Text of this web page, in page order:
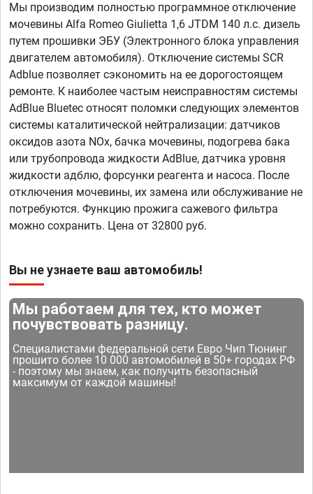
Мы производим полностью программное отключение
мочевины Alfa Romeo Giulietta 1,6 JTDM 140 л.с. дизель
путем прошивки ЭБУ (Электронного блока управления
двигателем автомобиля). Отключение системы SCR
Adblue позволяет сэкономить на ее дорогостоящем
ремонте. К наиболее частым неисправностям системы
AdBlue Bluetec относят поломки следующих элементов
системы каталитической нейтрализации: датчиков
оксидов азота NOx, бачка мочевины, подогрева бака
или трубопровода жидкости AdBlue, датчика уровня
жидкости адблю, форсунки реагента и насоса. После
отключения мочевины, их замена или обслуживание не
потребуются. Функцию прожига сажевого фильтра
можно сохранить. Цена от 32800 руб.
Вы не узнаете ваш автомобиль!
Мы работаем для тех, кто может
почувствовать разницу.
Специалистами федеральной сети Евро Чип Тюнинг
прошито более 10 000 автомобилей в 50+ городах РФ
- поэтому мы знаем, как получить безопасный
максимум от каждой машины!